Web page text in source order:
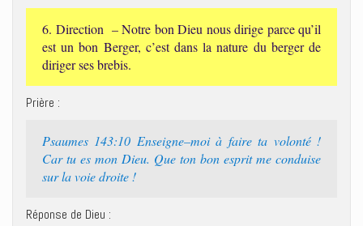
6. Direction – Notre bon Dieu nous dirige parce qu’il
est un bon Berger, c’est dans la nature du berger de
diriger ses brebis.
Prière :
Psaumes 143:10 Enseigne–moi à faire ta volonté !
Car tu es mon Dieu. Que ton bon esprit me conduise
sur la voie droite !
Réponse de Dieu :